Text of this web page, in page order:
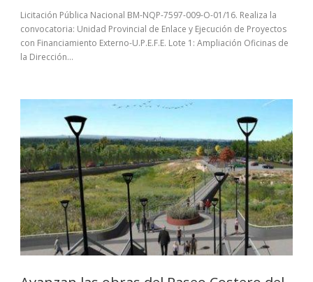
Licitación Pública Nacional BM-NQP-7597-009-O-01/16. Realiza la
convocatoria: Unidad Provincial de Enlace y Ejecución de Proyectos
con Financiamiento Externo-U.P.E.F.E. Lote 1: Ampliación Oficinas de
la Dirección...